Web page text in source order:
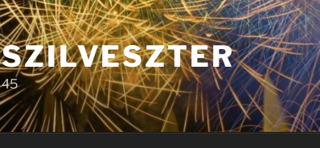
SZILVESZTER
45